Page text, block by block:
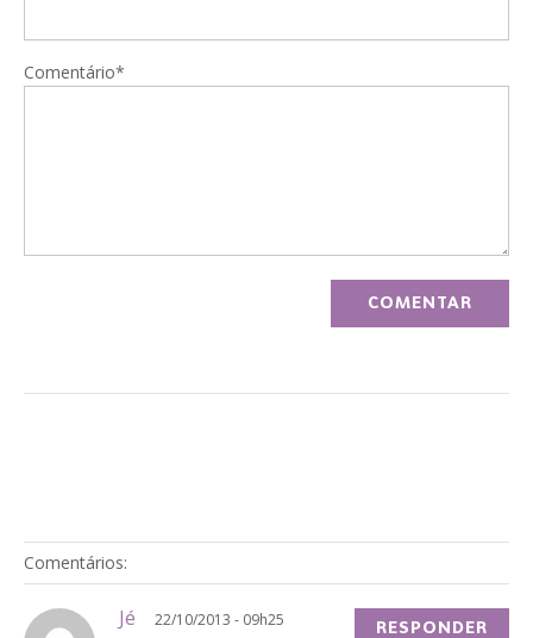
Comentário*
Comentários:
Jé 22/10/2013 - 09h25 RESPONDER